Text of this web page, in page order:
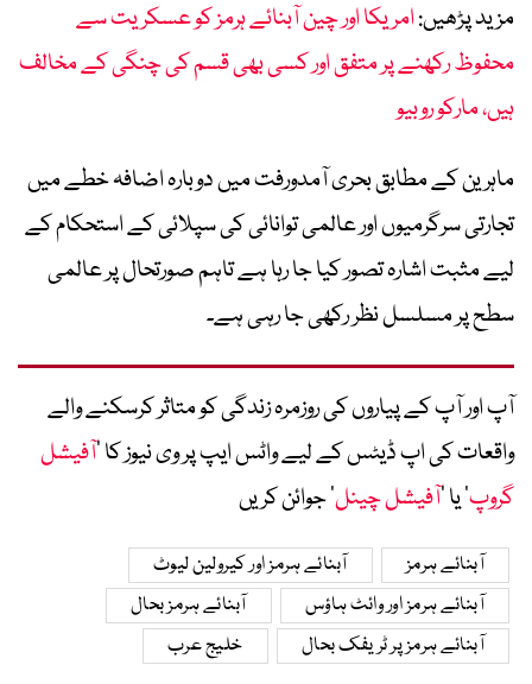
مزید پڑھیں:امریکا اور چین آبنائے ہرمز کو عسکریت سے
محفوظ رکھنے پر متفق اور کسی بھی قسم کی چنگی کے مخالف
ہیں، مارکو روبیو
ماہرین کے مطابق بحری آمدورفت میں دوبارہ اضافہ خطے میں
تجارتی سرگرمیوں اور عالمی توانائی کی سپلائی کے استحکام کے
لیے مثبت اشارہ تصور کیا جا رہا ہے تاہم صورتحال پر عالمی
سطح پر مسلسل نظر رکھی جا رہی ہے۔
آپ اور آپ کے پیاروں کی روزمرہ زندگی کو متاثر کرسکنے والے
واقعات کی اپ ڈیٹس کے لیے واٹس ایپ پر وی نیوز کا ’آفیشل
گروپ‘ یا ’آفیشل چینل‘ جوائن کریں
آبنائے ہرمز
آبنائے ہرمز اور کیرولین لیوٹ
آبنائے ہرمز اور وائٹ ہاؤس
آبنائے ہرمز بحال
آبنائے ہرمز پر ٹریفک بحال
خلیج عرب